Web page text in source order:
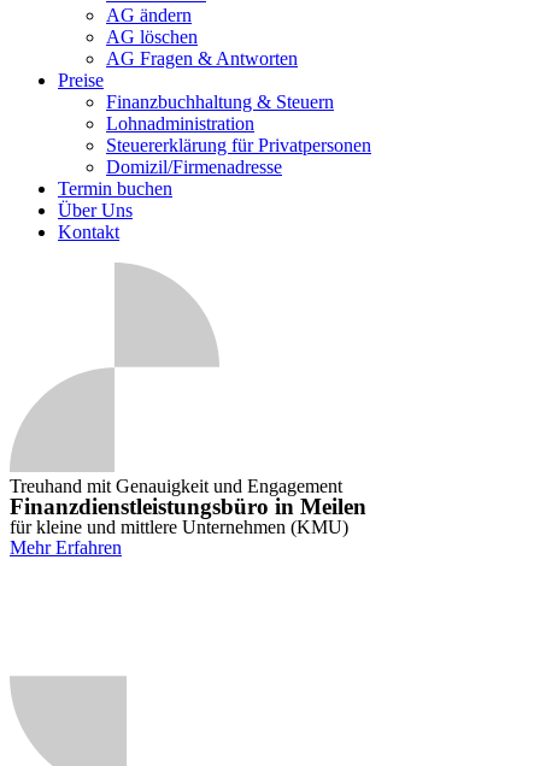
AG ändern
AG löschen
AG Fragen & Antworten
Preise
Finanzbuchhaltung & Steuern
Lohnadministration
Steuererklärung für Privatpersonen
Domizil/Firmenadresse
Termin buchen
Über Uns
Kontakt
Treuhand mit Genauigkeit und Engagement
Finanzdienstleistungsbüro in Meilen
für kleine und mittlere Unternehmen (KMU)
Mehr Erfahren